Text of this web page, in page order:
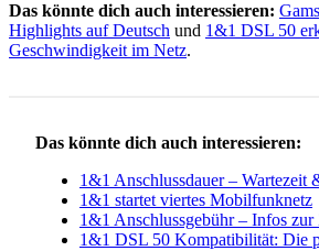
Das könnte dich auch interessieren:
Highlights auf Deutsch und 1&1 DSL 50
Geschwindigkeit im Netz.
Das könnte dich auch interessieren:
1&1 Anschlussdauer – Wartezeit
1&1 startet viertes Mobilfunknetz
1&1 Anschlussgebühr – Infos
1&1 DSL 50 Kompatibilität: Die